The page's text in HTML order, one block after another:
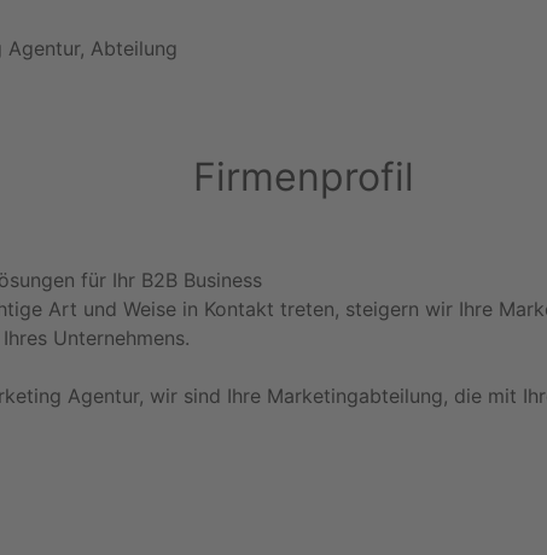
Abteilung
Firmenprofil
für Ihr B2B Business
Art und Weise in Kontakt treten, steigern wir Ihre
Unternehmens.
Agentur, wir sind Ihre Marketingabteilung, die mit